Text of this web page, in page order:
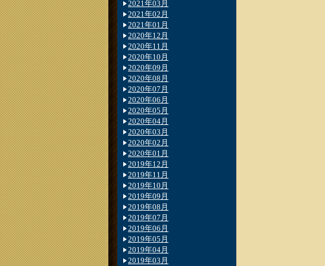
2021年03月
2021年02月
2021年01月
2020年12月
2020年11月
2020年10月
2020年09月
2020年08月
2020年07月
2020年06月
2020年05月
2020年04月
2020年03月
2020年02月
2020年01月
2019年12月
2019年11月
2019年10月
2019年09月
2019年08月
2019年07月
2019年06月
2019年05月
2019年04月
2019年03月